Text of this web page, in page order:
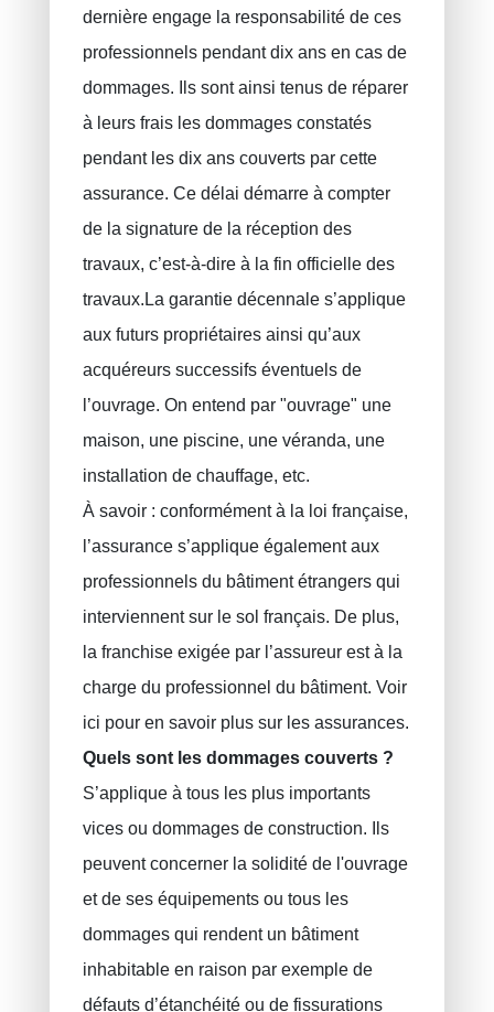
dernière engage la responsabilité de ces
professionnels pendant dix ans en cas de
dommages. Ils sont ainsi tenus de réparer
à leurs frais les dommages constatés
pendant les dix ans couverts par cette
assurance. Ce délai démarre à compter
de la signature de la réception des
travaux, c’est-à-dire à la fin officielle des
travaux.La garantie décennale s’applique
aux futurs propriétaires ainsi qu’aux
acquéreurs successifs éventuels de
l’ouvrage. On entend par "ouvrage" une
maison, une piscine, une véranda, une
installation de chauffage, etc.
À savoir : conformément à la loi française,
l’assurance s’applique également aux
professionnels du bâtiment étrangers qui
interviennent sur le sol français. De plus,
la franchise exigée par l’assureur est à la
charge du professionnel du bâtiment. Voir
ici pour en savoir plus sur les assurances.
Quels sont les dommages couverts ?
S’applique à tous les plus importants
vices ou dommages de construction. Ils
peuvent concerner la solidité de l'ouvrage
et de ses équipements ou tous les
dommages qui rendent un bâtiment
inhabitable en raison par exemple de
défauts d’étanchéité ou de fissurations
Assurance incendie
Assurance auto
Assurances soins de santé
Assurance familiale
Assurance vie
Assurance funéraire
RC Exploitation / RC Professionnel
Accident de travail
Assurance décennale
Protection juridique
PRUSZYNSKA-SIENKO Iwona Barbara
ERROELEN Frederic
BALAN Gabriel
TILITA Alexandru
BUJOR Alexandru